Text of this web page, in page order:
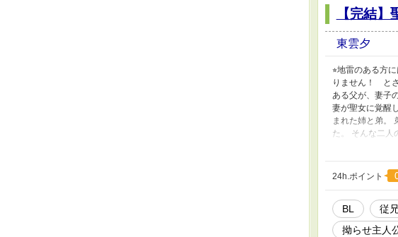
【完結
東雲夕
⭐︎地雷のある方
りません！ と
ある父が、妻子
妻が聖女に覚醒
まれた姉と弟。
た。 そんな二
けど迷走中。作
で読んでいただ
定ですので悪し
憶は消して上げ
24h.ポイント
BL 従
拗らせ主人